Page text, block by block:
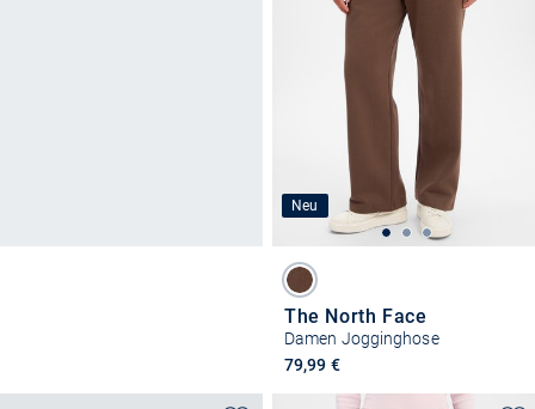
Neu
The North Face
Damen Jogginghose
79,99 €